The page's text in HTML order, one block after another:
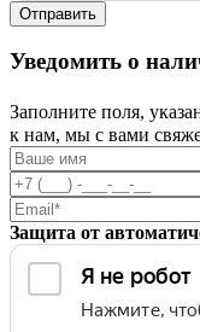
Уведомить о
Заполните поля,
к нам, мы с вами
Защита от